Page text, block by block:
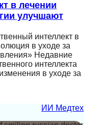
в лечении
улучшают
интеллект в
в уходе за
Недавние
интеллекта
в уходе за
ИИ Медтех